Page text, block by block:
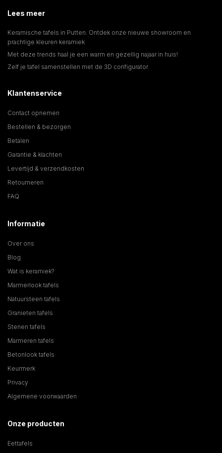
Lees meer
Keramische tafels in Putten: Ontdek onze nieuwe showroom en
prachtige kleuren keramiek
Met deze trends haal je een warm en gezellig najaar in huis!
Zelf je tafel samenstellen met de 3D configurator
Klantenservice
Contact opnemen
Bestellen & bezorgen
Betalen
Garantie & klachten
Levertijd & verzendkosten
Retourneren
FAQ
Informatie
Over ons
Blog
Wat is keramiek?
Marmerlook tafels
Natuursteen tafels
Granieten tafels
Stenen tafels
Marmeren tafels
Betonlook tafels
Keurmerk
Privacy
Algemene voorwaarden
Onze producten
Eettafels